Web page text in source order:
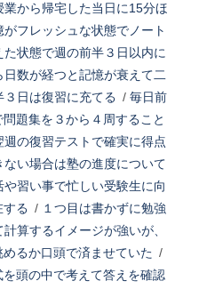
業から帰宅した当日に15分ほ
がフレッシュな状態でノート
た状態で週の前半３日以内に
日数が経つと記憶が衰えて二
３日は復習に充てる / 毎日前
題集を３から４周すること
の復習テストで確実に得点
い場合は塾の進度について
や習い事で忙しい受験生に向
する / １つ目は書かずに勉強
算するイメージが強いが、
るか口頭で済ませていた /
頭の中で考えて答えを確認